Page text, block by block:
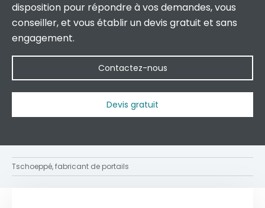
disposition pour répondre à vos demandes, vous
conseiller, et vous établir un devis gratuit et sans
engagement.
Contactez-nous
Devis gratuit
Tschoeppé, fabricant de portails